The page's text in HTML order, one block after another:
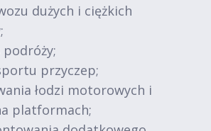
dużych i ciężkich
podróży;
przyczep;
łodzi motorowych i
platformach;